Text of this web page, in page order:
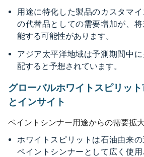
用途に特化した製品のカスタマ
の代替品としての需要増加が、
能する可能性があります。
アジア太平洋地域は予測期間中
配すると予想されています。
グローバルホワイトスピリッ
とインサイト
ペイントシンナー用途からの需要拡大
ホワイトスピリットは石油由来の
ペイントシンナーとして広く使